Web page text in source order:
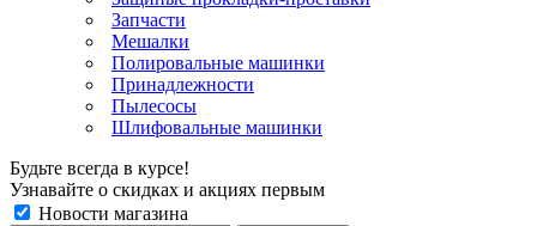
Запчасти
Мешалки
Полировальные машинки
Принадлежности
Пылесосы
Шлифовальные машинки
Будьте всегда в курсе!
Узнавайте о скидках и акциях первым
Новости магазина